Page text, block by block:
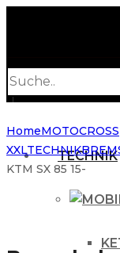
search
TECHNIK
HomeMOTOCROSS
XXLTECHNIK
KTM SX 85 15-